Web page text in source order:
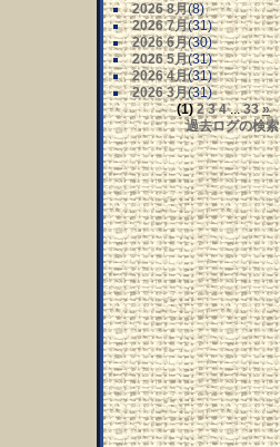
2026 8月(8)
2026 7月(31)
2026 6月(30)
2026 5月(31)
2026 4月(31)
2026 3月(31)
(1) 2 3 4...33 »
過去ログの検索